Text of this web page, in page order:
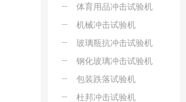
体育用品冲击试验机
机械冲击试验机
玻璃瓶抗冲击试验机
钢化玻璃冲击试验机
包装跌落试验机
杜邦冲击试验机